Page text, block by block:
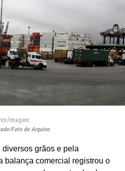
Imagem:
Foto de Arquivo
grãos e pela
balança comercial registrou o